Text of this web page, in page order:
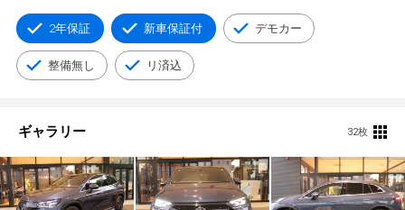
2年保証 新車保証付 デモカー
整備無し リ済込
ギャラリー 32枚